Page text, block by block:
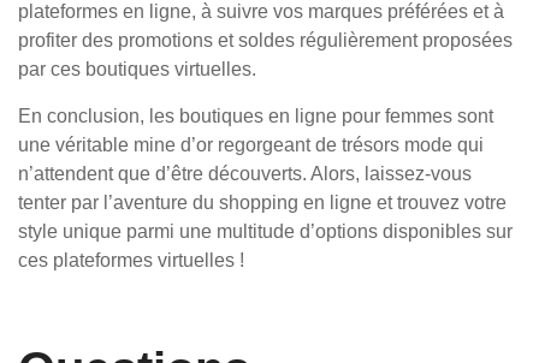
plateformes en ligne, à suivre vos marques préférées et à
profiter des promotions et soldes régulièrement proposées
par ces boutiques virtuelles.
En conclusion, les boutiques en ligne pour femmes sont
une véritable mine d’or regorgeant de trésors mode qui
n’attendent que d’être découverts. Alors, laissez-vous
tenter par l’aventure du shopping en ligne et trouvez votre
style unique parmi une multitude d’options disponibles sur
ces plateformes virtuelles !